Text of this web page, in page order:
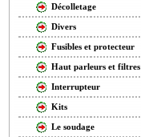
Décolletage
Divers
Fusibles et protecteur
Haut parleurs et filtres
Interrupteur
Kits
Le soudage